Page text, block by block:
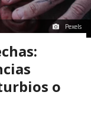
Pexels
o